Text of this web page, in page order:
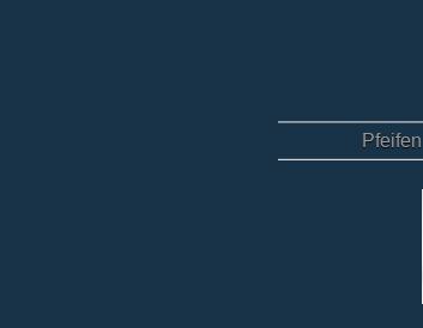
Pfeifen